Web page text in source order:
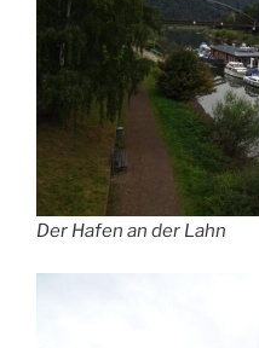
Der Hafen an der Lahn